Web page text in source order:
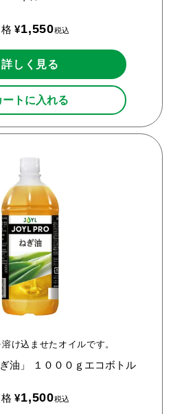
¥1,550税込
詳しく見る
ートに入れる
け込ませたオイルです。
油」 １０００ｇエコボトル
¥1,500税込